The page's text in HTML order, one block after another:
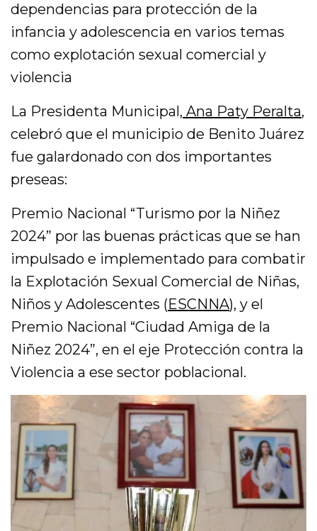
dependencias para protección de la
infancia y adolescencia en varios temas
como explotación sexual comercial y
violencia
La Presidenta Municipal, Ana Paty Peralta,
celebró que el municipio de Benito Juárez
fue galardonado con dos importantes
preseas:
Premio Nacional “Turismo por la Niñez
2024” por las buenas prácticas que se han
impulsado e implementado para combatir
la Explotación Sexual Comercial de Niñas,
Niños y Adolescentes (ESCNNA), y el
Premio Nacional “Ciudad Amiga de la
Niñez 2024”, en el eje Protección contra la
Violencia a ese sector poblacional.